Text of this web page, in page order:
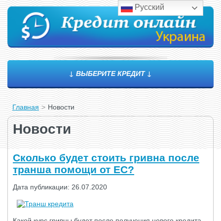
↓ ВЫБЕРИТЕ КРЕДИТ ↓
Главная > Новости
Новости
Сколько будет стоить гривна после
транша помощи от ЕС?
Дата публикации: 26.07.2020
Русский